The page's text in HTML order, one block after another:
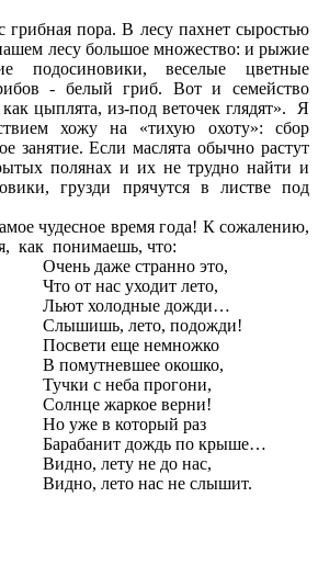
грибная пора. В лесу пахнет сыростью
лесу большое множество: и рыжие
подосиновики, веселые цветные
- белый гриб. Вот и семейство
как цыплята, из-под веточек глядят». Я
хожу на «тихую охоту»: сбор
занятие. Если маслята обычно растут
полянах и их не трудно найти и
грузди прячутся в листве под
чудесное время года! К сожалению,
как понимаешь, что:
Очень даже странно это,
Что от нас уходит лето,
Льют холодные дожди…
Слышишь, лето, подожди!
Посвети еще немножко
В помутневшее окошко,
Тучки с неба прогони,
Солнце жаркое верни!
Но уже в который раз
Барабанит дождь по крыше…
Видно, лету не до нас,
Видно, лето нас не слышит.